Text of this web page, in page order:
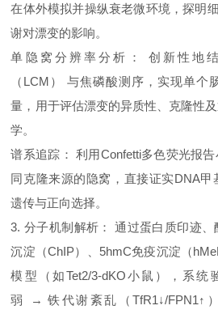
在体外模拟并操纵衰老微环境，探明细
谢对漂变的影响。
单隐窝分辨率分析：
创新性地
（ LCM ） 与焦磷酸测序，实现单个
量，用于评估漂变的异质性、克隆性
学。
谱系追踪： 利用Confetti多色荧光报
同克隆来源的隐窝，直接证实DNA甲
遗传与正向选择。
3. 分子机制解析：
通过蛋白质印迹
沉淀（ChIP）、 5hmC免疫沉淀（
模型（如Tet2/3-dKO小鼠），系统
弱
→铁代谢紊乱（TfR1↓/FPN1↑ ）